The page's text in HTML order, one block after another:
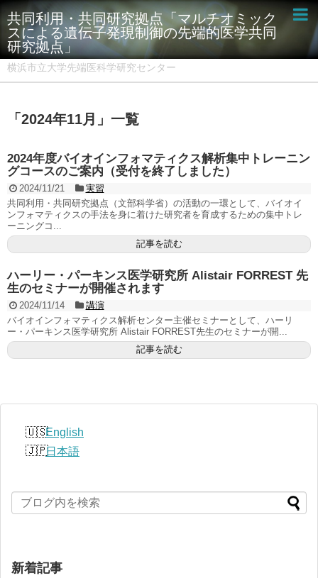
共同利用・共同研究拠点「マルチオミック
スによる遺伝子発現制御の先端的医学共同
研究拠点」
横浜市立大学先端医科学研究センター
「 2024年11月 」 一覧
2024年度バイオインフォマティクス解析集中トレーニン
グコースのご案内（受付を終了しました）
2024/11/21
実習
共同利用・共同研究拠点（文部科学省）の活動の一環として、バイオイ
ンフォマティクスの手法を身に着けた研究者を育成するための集中トレ
ーニングコ...
記事を読む
ハーリー・パーキンス医学研究所 Alistair FORREST 先
生のセミナーが開催されます
2024/11/14
講演
バイオインフォマティクス解析センター主催セミナーとして、ハーリ
ー・パーキンス医学研究所 Alistair FORREST先生のセミナーが開...
記事を読む
English
日本語
新着記事